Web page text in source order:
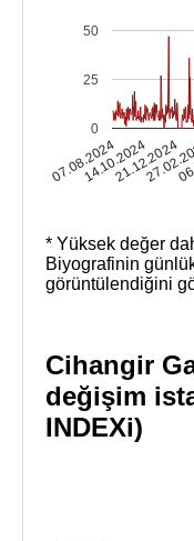
07.08.2024
14.10.202421.12.2024
0
25
50
* Yüksek değer
Biyografinin
görüntülendiğini
Cihangir
değişim
INDEXi)